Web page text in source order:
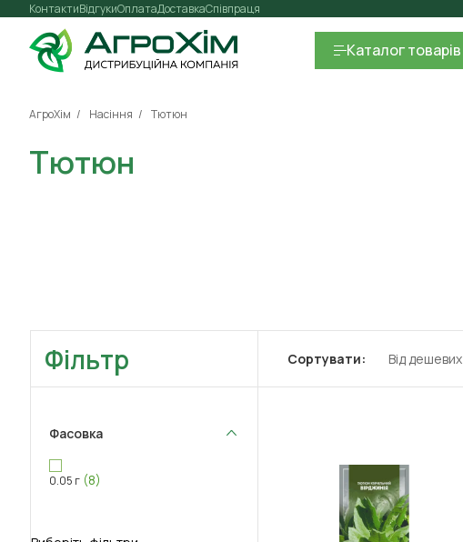
Контакти Оплата
Відгуки ДоставкаСпівпраця
Каталогтоварів
АгроХім Насіння Тютюн
Тютюн
Фільтр
Фасовка
0.05 г (8)
Сортувати: Від дешевих